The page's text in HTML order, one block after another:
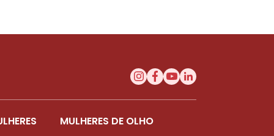
MULHERES DE OLHO